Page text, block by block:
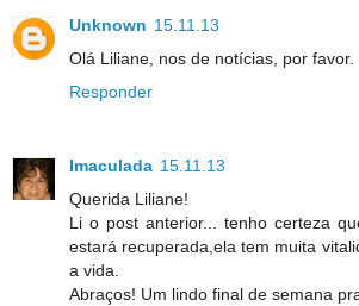
Unknown 15.11.13
Olá Liliane, nos de notícias, por favor.
Responder
Imaculada 15.11.13
Querida Liliane!
Li o post anterior... tenho certeza
estará recuperada,ela tem muita
a vida.
Abraços! Um lindo final de semana